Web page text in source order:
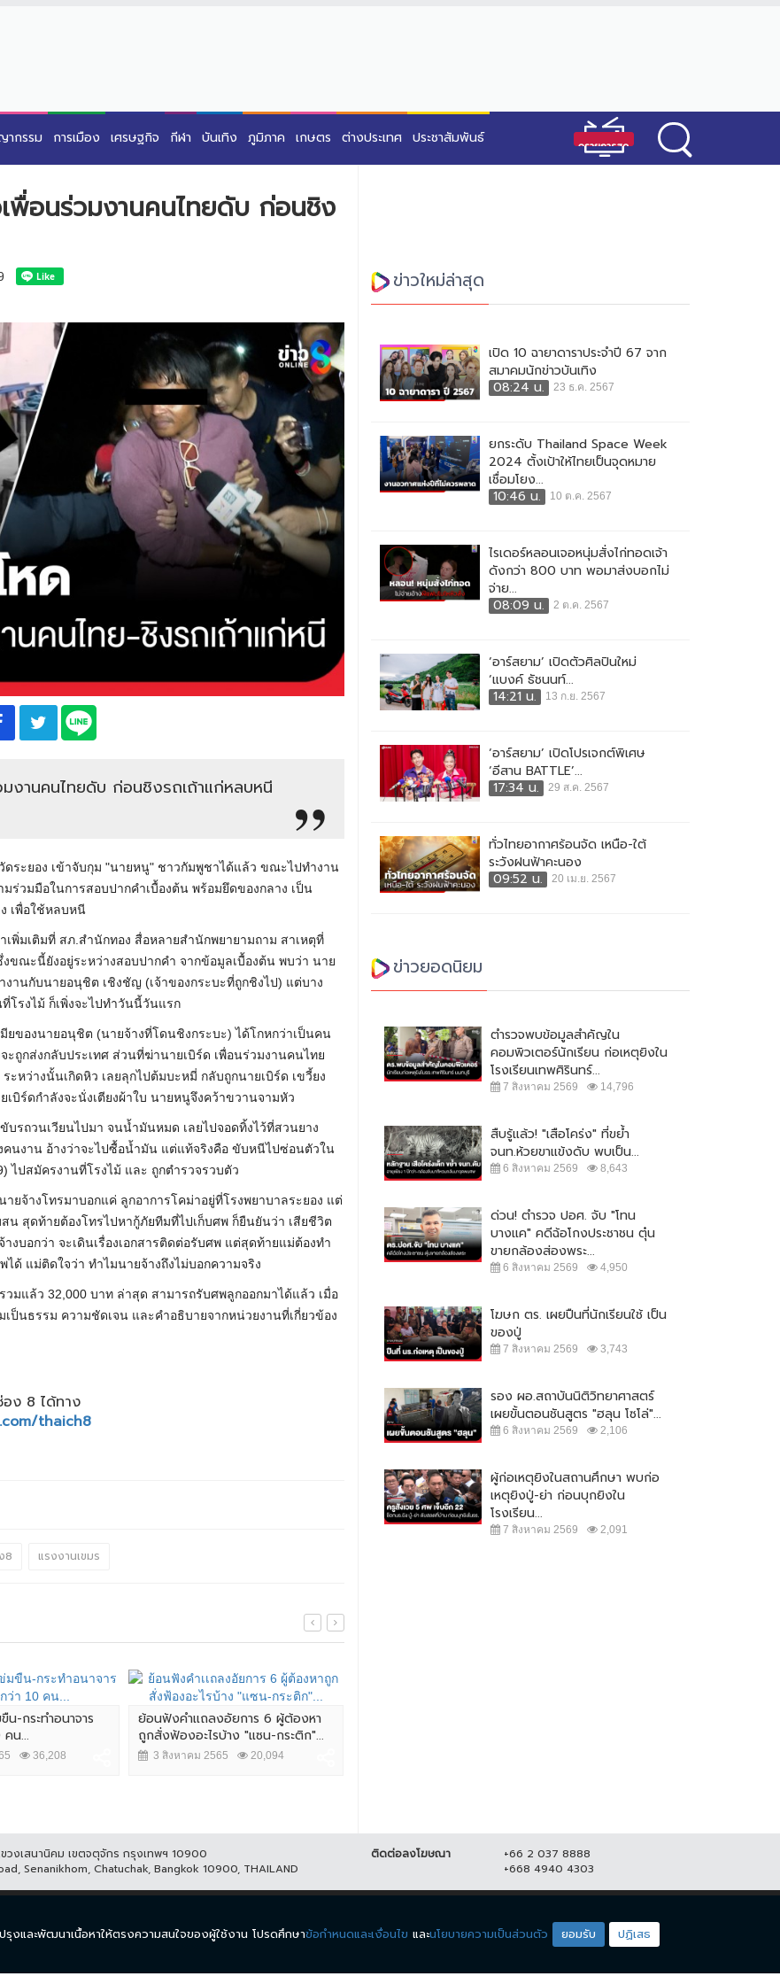
ากรรม การเมือง เศรษฐกิจ กีฬา บันเทิง ภูมิภาค เกษตร ต่างประเทศ ประชาสัมพันธ์
พื่อนร่วมงานคนไทยดับ ก่อนชิง
งานคนไทยดับ ก่อนชิงรถเถ้าแก่หลบหนี
ระยอง เข้าจับกุม "นายหนู" ชาวกัมพูชาได้แล้ว ขณะไปทำงาน
วมมือในการสอบปากคำเบื้องต้น พร้อมยึดของกลาง เป็น
เพื่อใช้หลบหนี
พิ่มเติมที่ สภ.สำนักทอง สื่อหลายสำนักพยายามถาม สาเหตุที่
ขณะนี้ยังอยู่ระหว่างสอบปากคำ จากข้อมูลเบื้องต้น พบว่า นาย
านกับนายอนุชิต เชิงชัญ (เจ้าของกระบะที่ถูกชิงไป) แต่บาง
โรงไม้ ก็เพิ่งจะไปทำวันนี้วันแรก
ของนายอนุชิต (นายจ้างที่โดนชิงกระบะ) ได้โกหกว่าเป็นคน
ถูกส่งกลับประเทศ ส่วนที่ฆ่านายเบิร์ด เพื่อนร่วมงานคนไทย
ะหว่างนั้นเกิดหิว เลยลุกไปต้มบะหมี่ กลับถูกนายเบิร์ด เขวี้ยง
บิร์ดกำลังจะนั่งเตียงผ้าใบ นายหนูจึงคว้าขวานจามหัว
รถวนเวียนไปมา จนน้ำมันหมด เลยไปจอดทิ้งไว้ที่สวนยาง
นงาน อ้างว่าจะไปซื้อน้ำมัน แต่แท้จริงคือ ขับหนีไปซ่อนตัวใน
ไปสมัครงานที่โรงไม้ และ ถูกตำรวจรวบตัว
จ้างโทรมาบอกแค่ ลูกอาการโคม่าอยู่ที่โรงพยาบาลระยอง แต่
น สุดท้ายต้องโทรไปหากู้ภัยทีมที่ไปเก็บศพ ก็ยืนยันว่า เสียชีวิต
งบอกว่า จะเดินเรื่องเอกสารติดต่อรับศพ แต่สุดท้ายแม่ต้องทำ
ได้ แม่ติดใจว่า ทำไมนายจ้างถึงไม่บอกความจริง
มแล้ว 32,000 บาท ล่าสุด สามารถรับศพลูกออกมาได้แล้ว เมื่อ
ป็นธรรม ความชัดเจน และคำอธิบายจากหน่วยงานที่เกี่ยวข้อง
ง 8 ได้ทาง
thaich8
8 แรงงานเขมร
-กระทำอนาจาร
น...
36,208
ย้อนฟังคำเเถลงอัยการ 6 ผู้ต้องหา
ถูกสั่งฟ้องอะไรบ้าง "แซน-กระติก"...
3 สิงหาคม 2565 20,094
ข่าวใหม่ล่าสุด
เปิด 10 ฉายาดาราประจำปี 67 จาก
สมาคมนักข่าวบันเทิง
08:24 น.
23 ธ.ค. 2567
ยกระดับ Thailand Space Week
2024 ตั้งเป้าให้ไทยเป็นจุดหมาย
เชื่อมโยง...
10:46 น.
10 ต.ค. 2567
ไรเดอร์หลอนเจอหนุ่มสั่งไก่ทอดเจ้า
ดังกว่า 800 บาท พอมาส่งบอกไม่
จ่าย...
08:09 น.
2 ต.ค. 2567
‘อาร์สยาม’ เปิดตัวศิลปินใหม่
‘แบงค์ ธัชนนท์...
14:21 น.
13 ก.ย. 2567
‘อาร์สยาม’ เปิดโปรเจกต์พิเศษ
‘อีสาน BATTLE’...
17:34 น.
29 ส.ค. 2567
ทั่วไทยอากาศร้อนจัด เหนือ-ใต้
ระวังฝนฟ้าคะนอง
09:52 น.
20 เม.ย. 2567
ข่าวยอดนิยม
ตำรวจพบข้อมูลสำคัญใน
คอมพิวเตอร์นักเรียน ก่อเหตุยิงใน
โรงเรียนเทพศิรินทร์...
7 สิงหาคม 2569 14,796
สืบรู้แล้ว! "เสือโคร่ง" ที่ขย้ำ
จนท.ห้วยขาแข้งดับ พบเป็น...
6 สิงหาคม 2569 8,643
ด่วน! ตำรวจ ปอศ. จับ "โทน
บางแค" คดีฉ้อโกงประชาชน ตุ๋น
ขายกล้องส่องพระ...
6 สิงหาคม 2569 4,950
โฆษก ตร. เผยปืนที่นักเรียนใช้ เป็น
ของปู่
7 สิงหาคม 2569 3,743
รอง ผอ.สถาบันนิติวิทยาศาสตร์
เผยขั้นตอนชันสูตร "ฮลุน โซโล่"...
6 สิงหาคม 2569 2,106
ผู้ก่อเหตุยิงในสถานศึกษา พบก่อ
เหตุยิงปู่-ย่า ก่อนบุกยิงใน
โรงเรียน...
7 สิงหาคม 2569 2,091
วงเสนานิคม เขตจตุจักร กรุงเทพฯ 10900
Senanikhom, Chatuchak, Bangkok 10900, THAILAND
ติดต่อลงโฆษณา
+66 2 037 8888
+668 4940 4303
รุงและพัฒนาเนื้อหาให้ตรงความสนใจของผู้ใช้งาน โปรดศึกษาข้อกำหนดและเงื่อนไข และนโยบายความเป็นส่วนตัว ยอมรับ ปฏิเสธ